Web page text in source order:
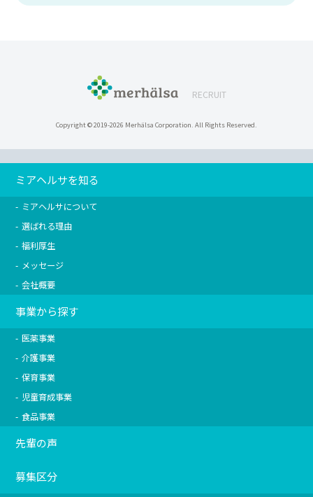
します。
２．個人情報の利用・提供
人情報を第三者に開示または提供することはあ
・あらかじめご本人の同意をいただいている場
合
・法的な手段で開示の要求があった場合
・警察、司法当局等の機関から個人情報の開示
を求められた場合
・合併、分社化、営業譲渡等により個人情報の
・人の生命、身体または財産の保護のために必
要がある場合であって、ご本人の同意を得るこ
３．個人情報取扱いの委託
一部を外部に委託する場合があります。個人情
に満たしている委託先を選定し、個人情報の適
正管理・機密保持を行っています。また、お客
様の個人情報漏洩防止に必要な事項を契約等に
より取り決め、適切な管理を実施しています。
４．個人情報の開示等の請求
当社では個人情報の開示、利用目的の通知、内
出があった場合、お客様ご本人を確認させてい
ただいたうえで、適切に対応いたします。（※
RECRUIT
Copyright ©2019-2026 Merhälsa Corporation. All Rights Reserved.
ミアヘルサを知る
ミアヘルサについて
選ばれる理由
福利厚生
メッセージ
会社概要
事業から探す
医薬事業
介護事業
保育事業
児童育成事業
食品事業
先輩の声
募集区分